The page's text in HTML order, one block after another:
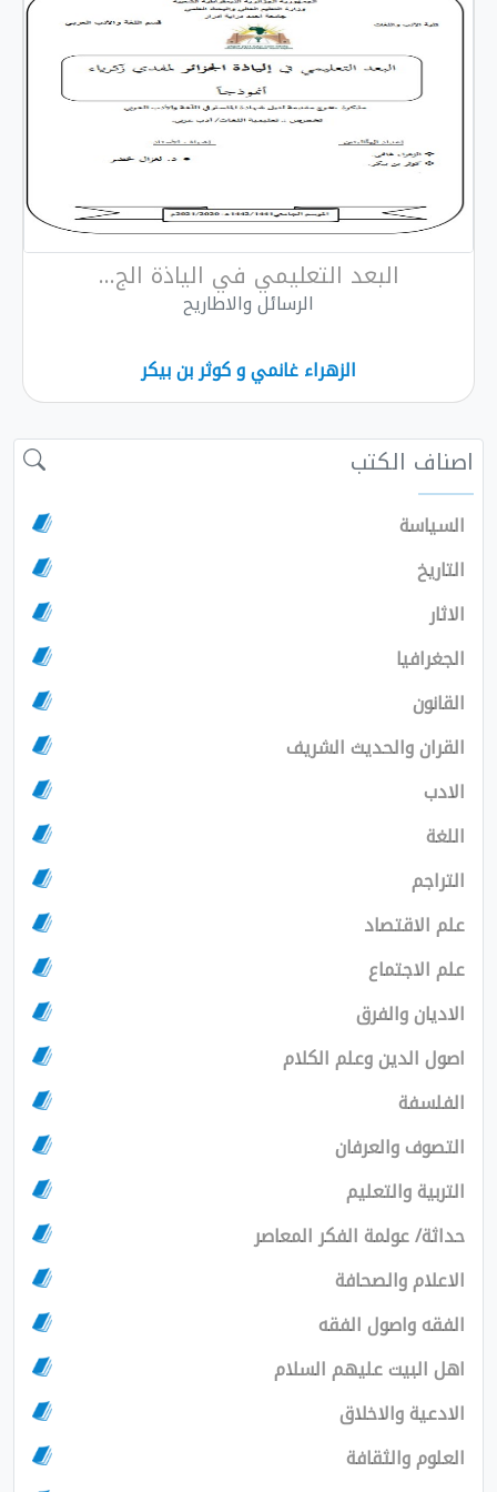
البعد التعليمي في الياذة الج...
الرسائل والاطاريح
الزهراء غانمي و كوثر بن بيكر
الكتب
والحديث الشريف
والفرق
وعلم الكلام
والعرفان
والتعليم
الفكر المعاصر
والصحافة
الفقه
عليهم السلام
والاخلاق